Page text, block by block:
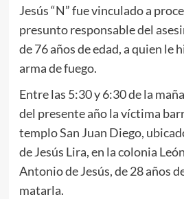
Jesús “N” fue vinculado a
presunto responsable del
de 76 años de edad, a quien le
arma de fuego.
Entre las 5:30 y 6:30 de la
del presente año la víctima
templo San Juan Diego,
de Jesús Lira, en la colonia
Antonio de Jesús, de 28 años
matarla.